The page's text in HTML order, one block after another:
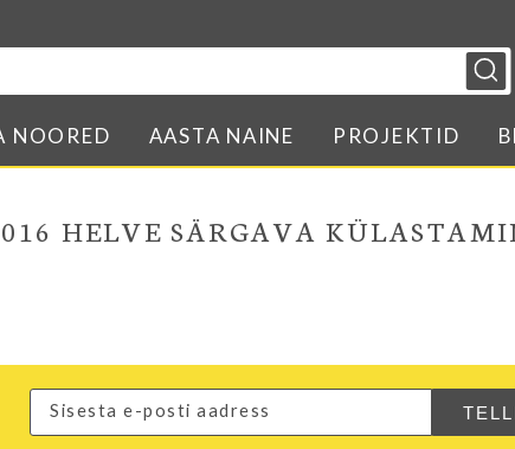
NOORED AASTA NAINE PROJEKTID
In English
HELVE SÄRGAVA